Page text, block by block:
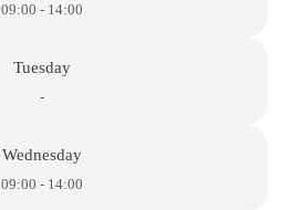
09:00 - 14:00
Tuesday
-
Wednesday
09:00 - 14:00